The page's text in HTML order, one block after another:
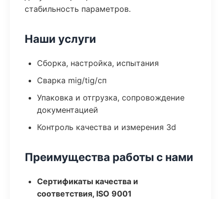
стабильность параметров.
Наши услуги
Сборка, настройка, испытания
Сварка mig/tig/сп
Упаковка и отгрузка, сопровождение
документацией
Контроль качества и измерения 3d
Преимущества работы с нами
Сертификаты качества и
соответствия, ISO 9001